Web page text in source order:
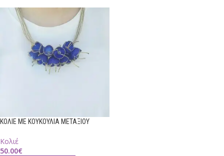
ΚΟΛΙΕ ΜΕ ΚΟΥΚΟΥΛΙΑ ΜΕΤΑΞΙΟΥ
Κολιέ
50.00€